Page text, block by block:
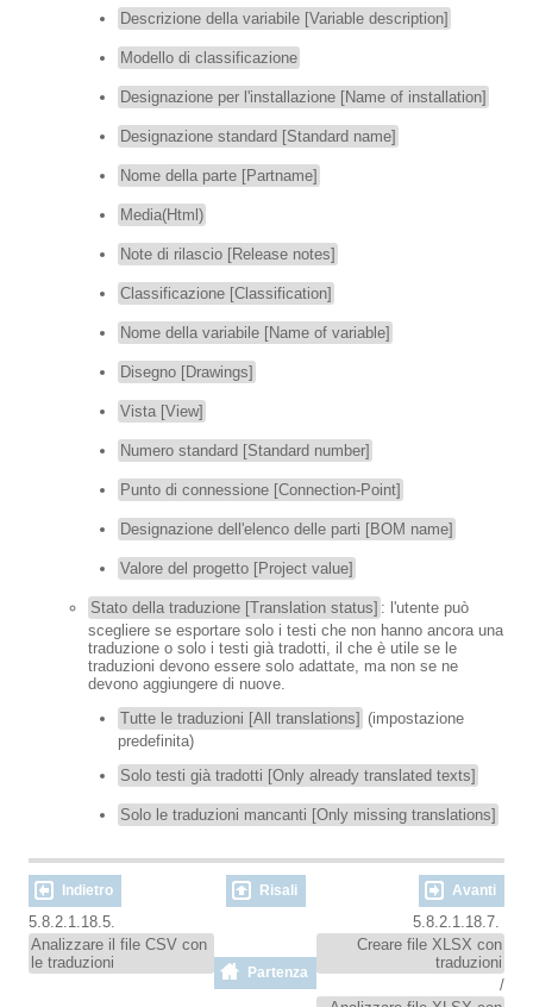
Descrizione della variabile [Variable description]
Modello di classificazione
Designazione per l'installazione [Name of installation]
Designazione standard [Standard name]
Nome della parte [Partname]
Media(Html)
Note di rilascio [Release notes]
Classificazione [Classification]
Nome della variabile [Name of variable]
Disegno [Drawings]
Vista [View]
Numero standard [Standard number]
Punto di connessione [Connection-Point]
Designazione dell'elenco delle parti [BOM name]
Valore del progetto [Project value]
Stato della traduzione [Translation status] : l'utente può
scegliere se esportare solo i testi che non hanno ancora una
traduzione o solo i testi già tradotti, il che è utile se le
traduzioni devono essere solo adattate, ma non se ne
devono aggiungere di nuove.
Tutte le traduzioni [All translations] (impostazione
predefinita)
Solo testi già tradotti [Only already translated texts]
Solo le traduzioni mancanti [Only missing translations]
Indietro Risali Avanti
5.8.2.1.18.5.
Analizzare il file CSV con
le traduzioni
Partenza
5.8.2.1.18.7.
Creare file XLSX con
traduzioni
/